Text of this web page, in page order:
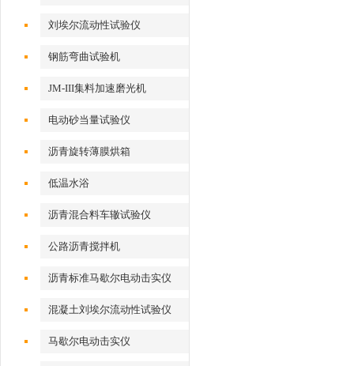
刘埃尔流动性试验仪
钢筋弯曲试验机
JM-III集料加速磨光机
电动砂当量试验仪
沥青旋转薄膜烘箱
低温水浴
沥青混合料车辙试验仪
公路沥青搅拌机
沥青标准马歇尔电动击实仪
混凝土刘埃尔流动性试验仪
马歇尔电动击实仪